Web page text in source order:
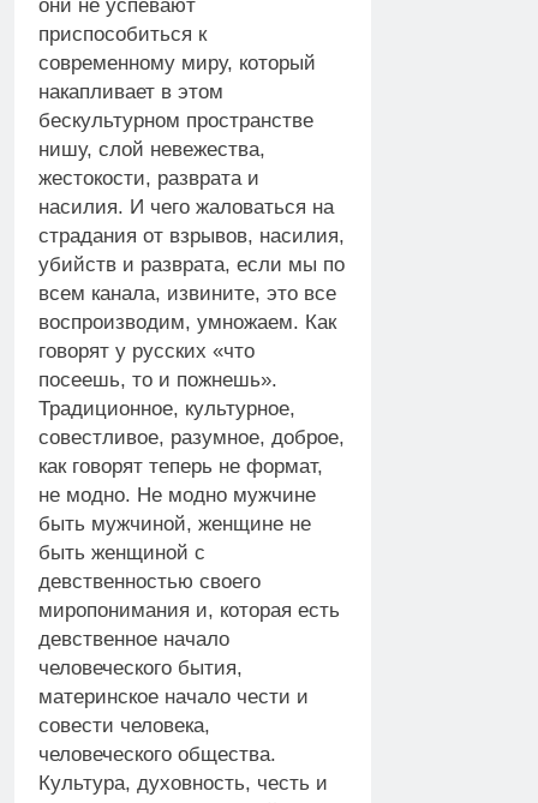
они не успевают
приспособиться к
современному миру, который
накапливает в этом
бескультурном пространстве
нишу, слой невежества,
жестокости, разврата и
насилия. И чего жаловаться на
страдания от взрывов, насилия,
убийств и разврата, если мы по
всем канала, извините, это все
воспроизводим, умножаем. Как
говорят у русских «что
посеешь, то и пожнешь».
Традиционное, культурное,
совестливое, разумное, доброе,
как говорят теперь не формат,
не модно. Не модно мужчине
быть мужчиной, женщине не
быть женщиной с
девственностью своего
миропонимания и, которая есть
девственное начало
человеческого бытия,
материнское начало чести и
совести человека,
человеческого общества.
Культура, духовность, честь и